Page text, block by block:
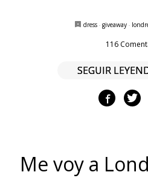
dress · giveaway ·
116
SEGUIR
Me voy a